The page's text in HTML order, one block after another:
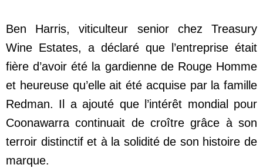
Ben Harris, viticulteur senior chez Treasury
Wine Estates, a déclaré que l’entreprise était
fière d’avoir été la gardienne de Rouge Homme
et heureuse qu’elle ait été acquise par la famille
Redman. Il a ajouté que l’intérêt mondial pour
Coonawarra continuait de croître grâce à son
terroir distinctif et à la solidité de son histoire de
marque.